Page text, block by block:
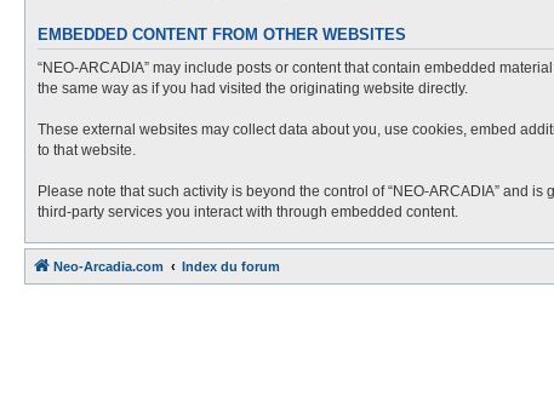
EMBEDDED CONTENT FROM OTHER WEBSITES
“NEO-ARCADIA” may include posts or content that contain embedded
the same way as if you had visited the originating website directly.
These external websites may collect data about you, use cookies, embed
to that website.
Please note that such activity is beyond the control of “NEO-ARCADIA” and
third-party services you interact with through embedded content.
Neo-Arcadia.com Index du forum